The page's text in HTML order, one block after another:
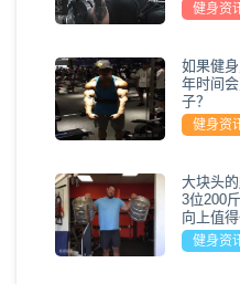
健身资
如果健
年时间
子？
健身资
大块头
3位200
向上值
健身资